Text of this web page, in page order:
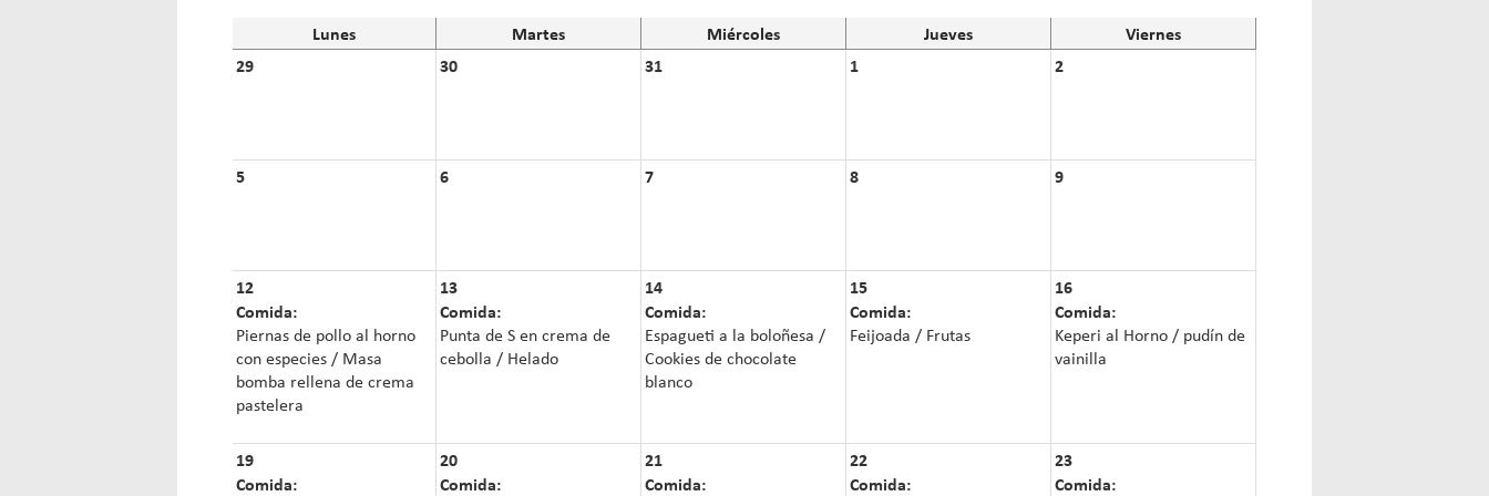
Lunes Martes Miércoles Jueves
Viernes
29
30 31 1 2
5 6 7 8 9
12
Comida:
Piernas de pollo al horno
con especies / Masa
bomba rellena de crema
pastelera
13
Comida:
Punta de S en crema de
cebolla / Helado
14
Comida:
Espagueti a la boloñesa /
Cookies de chocolate
blanco
15
Comida:
Feijoada / Frutas
16
Comida:
Keperi al Horno / pudín de
vainilla
19
Comida:
20
Comida:
21
Comida:
22
Comida:
23
Comida: